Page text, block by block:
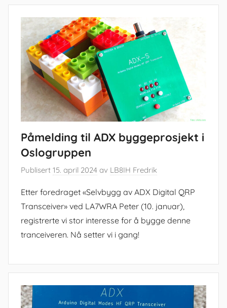
Påmelding til ADX byggeprosjekt i
Oslogruppen
Publisert 15. april 2024 av LB8IH Fredrik
Etter foredraget «Selvbygg av ADX Digital QRP
Transceiver» ved LA7WRA Peter (10. januar),
registrerte vi stor interesse for å bygge denne
tranceiveren. Nå setter vi i gang!